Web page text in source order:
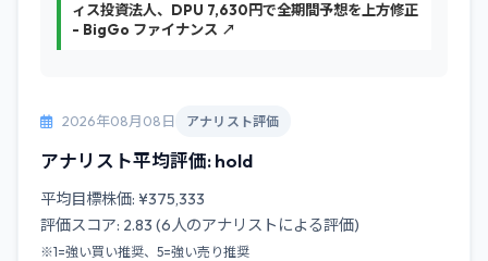
ィス投資法人、DPU 7,630円で全期間予想を上方修正
- BigGo ファイナンス ↗
2026年08月08日 アナリスト評価
アナリスト平均評価: hold
平均目標株価: ¥375,333
評価スコア: 2.83 (6人のアナリストによる評価)
※1=強い買い推奨、5=強い売り推奨